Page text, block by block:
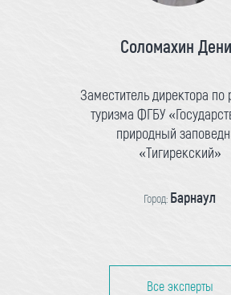
Соломахин
Заместитель директора по
туризма ФГБУ
природный
«Тигирекский»
Город: Барнаул
Все эксперты